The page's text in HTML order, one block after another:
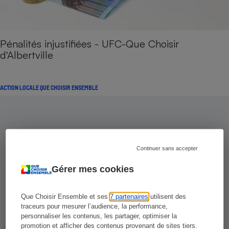
Gérer mes cookies
Que Choisir Ensemble et ses7 partenaires utilisent des
traceurs pour mesurer l’audience, la performance,
personnaliser les contenus, les partager, optimiser la
promotion et afficher des contenus provenant de sites tiers.
Continuer sans accepter
Pénalités injustifiées - UFC-Que Choisir
d'Albertville
ACTION LOCALE QUE CHOISIR ENSEMBLE